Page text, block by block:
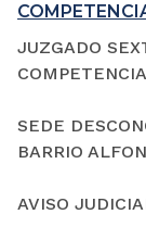
JUZGADO
SEDE
BARRIO
AVISO